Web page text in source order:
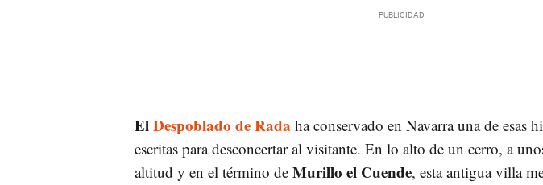
ElDespoblado de Rada ha conservado en Navarra una de esas
escritas para desconcertar al visitante. En lo alto de un cerro, a
altitud y en el término de Murillo el Cuende, esta antigua villa